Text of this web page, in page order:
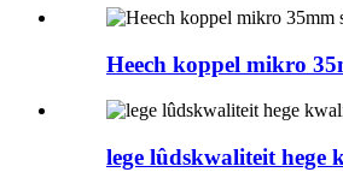
Heech koppel mikro
lege lûdskwaliteit hege